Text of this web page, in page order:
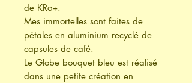
de KRo+.
Mes immortelles sont faites de
pétales en aluminium recyclé de
capsules de café.
Le Globe bouquet bleu est réalisé
dans une petite création en